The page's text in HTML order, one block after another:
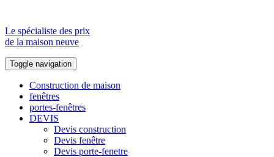
Le spécialiste des prix
de la maison neuve
Toggle navigation
Construction de maison
fenêtres
portes-fenêtres
DEVIS
Devis construction
Devis fenêtre
Devis porte-fenetre